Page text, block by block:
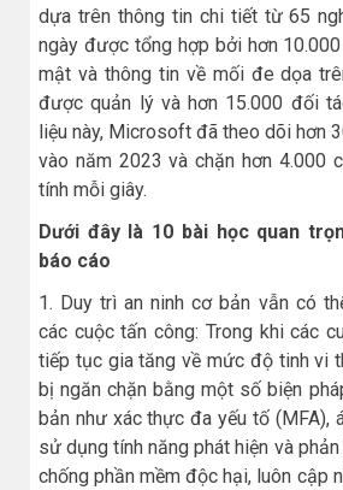
dựa trên thông tin chi tiết từ 65
ngày được tổng hợp bởi hơn
mật và thông tin về mối đe dọa
được quản lý và hơn 15.000 đối
liệu này, Microsoft đã theo dõi hơn
vào năm 2023 và chặn hơn 4.000
tính mỗi giây.
Dưới đây là 10 bài học quan
báo cáo
1. Duy trì an ninh cơ bản vẫn có
các cuộc tấn công: Trong khi các
tiếp tục gia tăng về mức độ tinh vi
bị ngăn chặn bằng một số biện
bản như xác thực đa yếu tố (MFA),
sử dụng tính năng phát hiện và
chống phần mềm độc hại, luôn cập